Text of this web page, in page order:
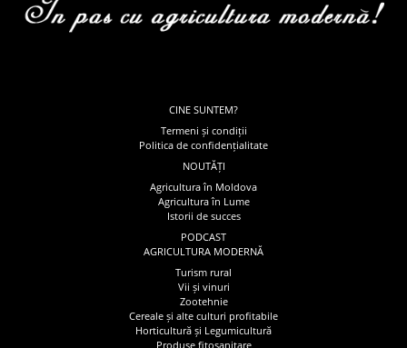
CINE SUNTEM?
Termeni și condiții
Politica de confidențialitate
NOUTĂȚI
Agricultura în Moldova
Agricultura în Lume
Istorii de succes
PODCAST
AGRICULTURA MODERNĂ
Turism rural
Vii și vinuri
Zootehnie
Cereale și alte culturi profitabile
Horticultură și Legumicultură
Produse fitosanitare